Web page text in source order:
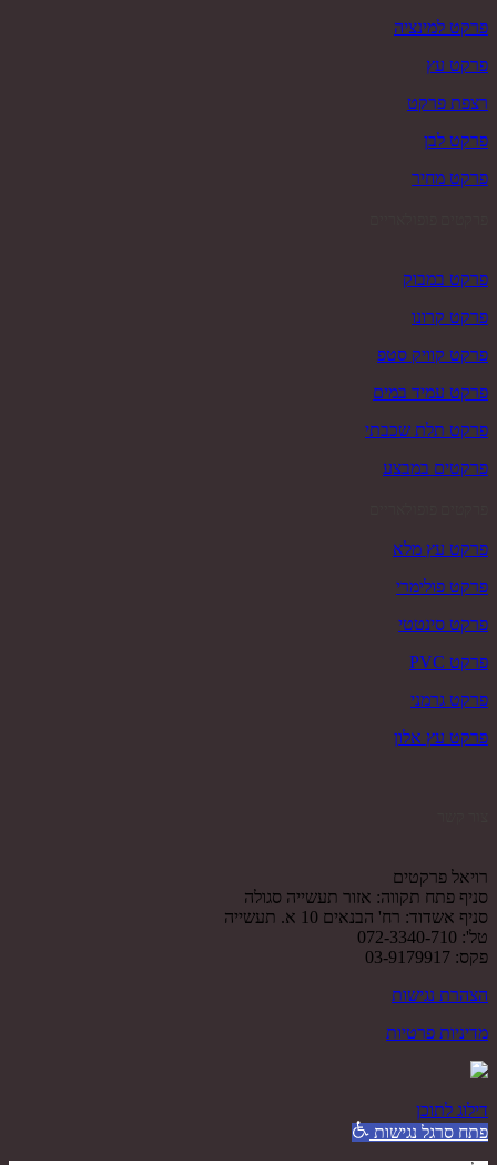
פרקט למינציה
פרקט עץ
רצפת פרקט
פרקט לבן
פרקט מחיר
פרקט במבוק
פרקט קרונו
פרקט קוויק סטפ
פרקט עמיד במים
פרקט תלת שכבתי
פרקטים במבצע
פרקט עץ מלא
פרקט פולימרי
פרקט סינטטי
פרקט PVC
פרקט גרמני
פרקט עץ אלון
רויאל פרקטים
סניף פתח תקווה: אזור תעשייה סגולה
סניף אשדוד: רח' הבנאים 10 א. תעשייה
טל': 072-3340-710
פקס: 03-9179917
הצהרת נגישות
מדיניות פרטיות
דילוג לתוכן
פתח סרגל נגישות